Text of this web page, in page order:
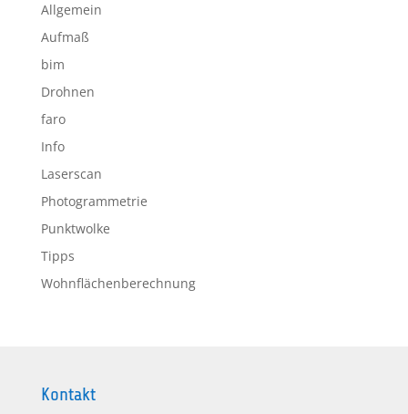
Allgemein
Aufmaß
bim
Drohnen
faro
Info
Laserscan
Photogrammetrie
Punktwolke
Tipps
Wohnflächenberechnung
Kontakt